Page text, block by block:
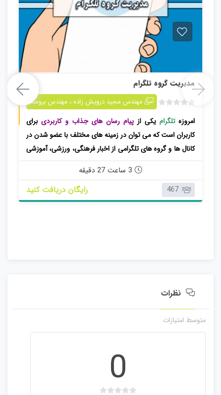
مدیریت گروه تلگرام مدیریت گروه تلگرام
ب
د
و
ا
م
ز
مهندس مجید درویش زاده، مهندس برومند
امروزه تلگرام یکی از پیام رسان های جذاب و کاربردی برای
کاربران است که می توان در زمینه های مختلف با عضو شدن در
کانال ها و گروه های تلگرامی از اخبار فرهنگی، ورزشی، آموزشی
و… بهره برد.
467
رایگان دریافت کنید
نظرات
متوسط امتیازات
0